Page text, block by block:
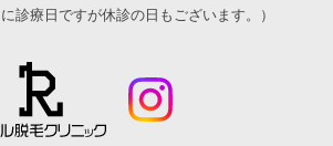
に診療日ですが休診の日もございます。）